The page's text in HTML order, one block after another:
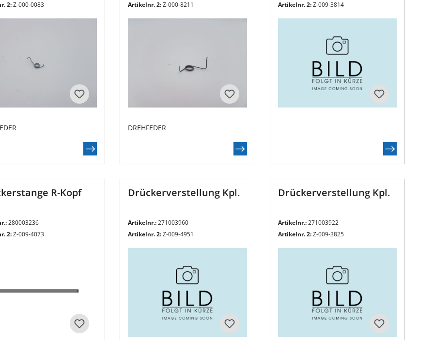
2:Z-000-0083
Artikelnr. 2:Z-000-8211
DREHFEDER
Artikelnr. 2:Z-009-3814
R-Kopf
280003236
2:Z-009-4073
Drückerverstellung Kpl.
Artikelnr.:271003960
Artikelnr. 2:Z-009-4951
Drückerverstellung Kpl.
Artikelnr.:271003922
Artikelnr. 2:Z-009-3825